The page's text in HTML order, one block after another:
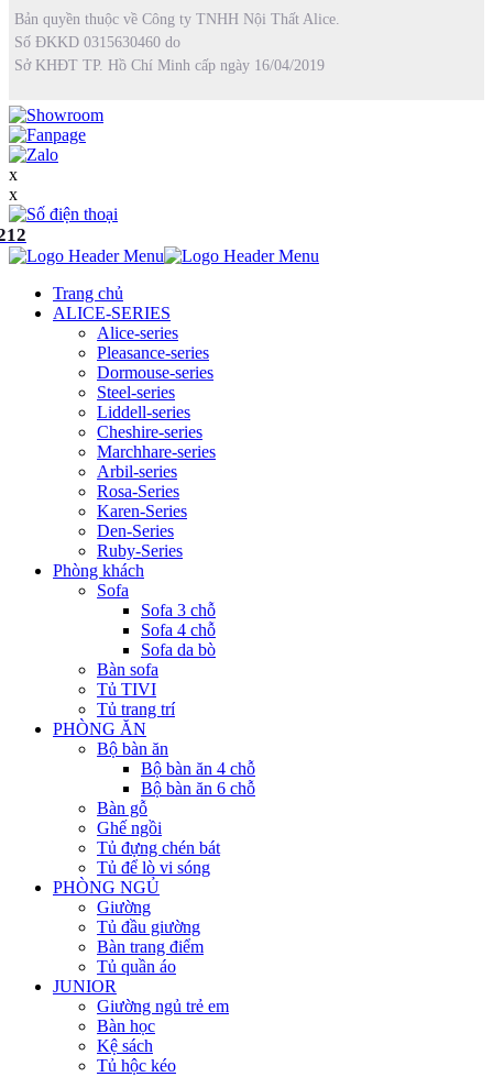
Bản quyền thuộc về Công ty TNHH Nội Thất Alice.
Số ĐKKD 0315630460 do
Sở KHĐT TP. Hồ Chí Minh cấp ngày 16/04/2019
x
x
Trang chủ
ALICE-SERIES
Alice-series
Pleasance-series
Dormouse-series
Steel-series
Liddell-series
Cheshire-series
Marchhare-series
Arbil-series
Rosa-Series
Karen-Series
Den-Series
Ruby-Series
Phòng khách
Sofa
Sofa 3 chỗ
Sofa 4 chỗ
Sofa da bò
Bàn sofa
Tủ TIVI
Tủ trang trí
PHÒNG ĂN
Bộ bàn ăn
Bộ bàn ăn 4 chỗ
Bộ bàn ăn 6 chỗ
Bàn gỗ
Ghế ngồi
Tủ đựng chén bát
Tủ để lò vi sóng
PHÒNG NGỦ
Giường
Tủ đầu giường
Bàn trang điểm
Tủ quần áo
JUNIOR
Giường ngủ trẻ em
Bàn học
Kệ sách
Tủ hộc kéo